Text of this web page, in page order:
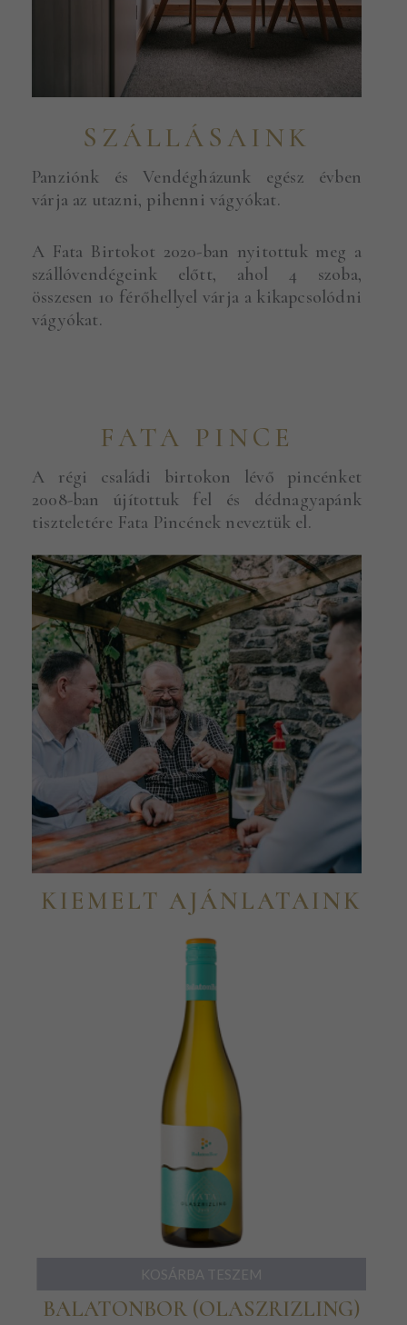
SZÁLLÁSAINK
Panziónk és Vendégházunk egész évben
várja az utazni, pihenni vágyókat.
A Fata Birtokot 2020-ban nyitottuk meg a
szállóvendégeink előtt, ahol 4 szoba,
összesen 10 férőhellyel várja a kikapcsolódni
vágyókat.
FATA PINCE
A régi családi birtokon lévő pincénket
2008-ban újítottuk fel és dédnagyapánk
tiszteletére Fata Pincének neveztük el.
KIEMELT AJÁNLATAINK
KOSÁRBA TESZEM
BALATONBOR (OLASZRIZLING)